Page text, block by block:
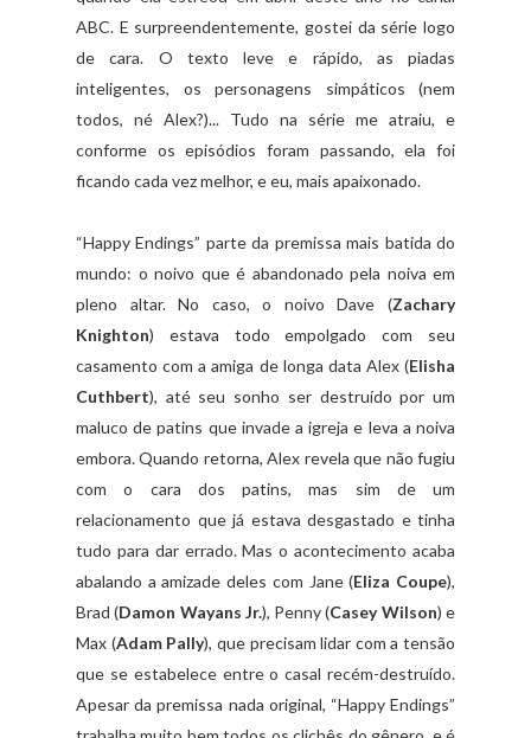
ABC. E surpreendentemente, gostei da série logo
de cara. O texto leve e rápido, as piadas
inteligentes, os personagens simpáticos (nem
todos, né Alex?)... Tudo na série me atraiu, e
conforme os episódios foram passando, ela foi
ficando cada vez melhor, e eu, mais apaixonado.
“Happy Endings” parte da premissa mais batida do
mundo: o noivo que é abandonado pela noiva em
pleno altar. No caso, o noivo Dave (Zachary
Knighton) estava todo empolgado com seu
casamento com a amiga de longa data Alex (Elisha
Cuthbert), até seu sonho ser destruído por um
maluco de patins que invade a igreja e leva a noiva
embora. Quando retorna, Alex revela que não fugiu
com o cara dos patins, mas sim de um
relacionamento que já estava desgastado e tinha
tudo para dar errado. Mas o acontecimento acaba
abalando a amizade deles com Jane (Eliza Coupe),
Brad (Damon Wayans Jr.), Penny (Casey Wilson) e
Max (Adam Pally), que precisam lidar com a tensão
que se estabelece entre o casal recém-destruído.
Apesar da premissa nada original, “Happy Endings”